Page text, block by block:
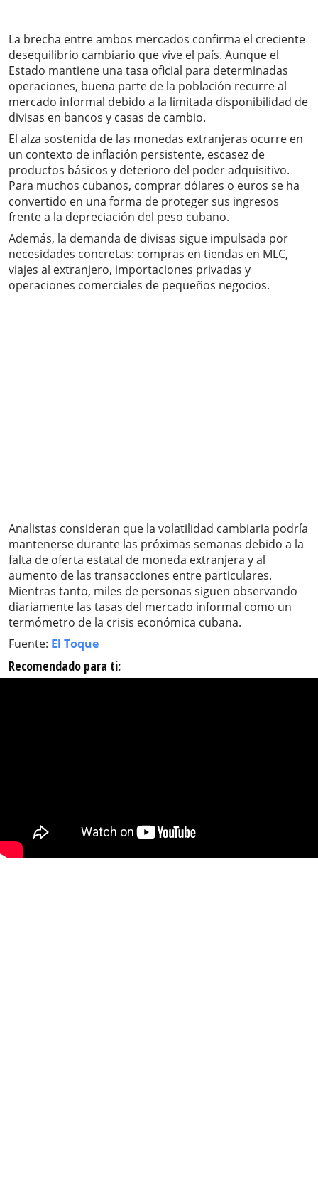
La brecha entre ambos mercados confirma el creciente
desequilibrio cambiario que vive el país. Aunque el
Estado mantiene una tasa oficial para determinadas
operaciones, buena parte de la población recurre al
mercado informal debido a la limitada disponibilidad de
divisas en bancos y casas de cambio.
El alza sostenida de las monedas extranjeras ocurre en
un contexto de inflación persistente, escasez de
productos básicos y deterioro del poder adquisitivo.
Para muchos cubanos, comprar dólares o euros se ha
convertido en una forma de proteger sus ingresos
frente a la depreciación del peso cubano.
Además, la demanda de divisas sigue impulsada por
necesidades concretas: compras en tiendas en MLC,
viajes al extranjero, importaciones privadas y
operaciones comerciales de pequeños negocios.
Analistas consideran que la volatilidad cambiaria podría
mantenerse durante las próximas semanas debido a la
falta de oferta estatal de moneda extranjera y al
aumento de las transacciones entre particulares.
Mientras tanto, miles de personas siguen observando
diariamente las tasas del mercado informal como un
termómetro de la crisis económica cubana.
Fuente: El Toque
Recomendado para ti: